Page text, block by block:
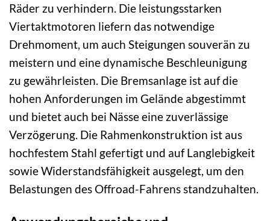
Räder zu verhindern. Die leistungsstarken
Viertaktmotoren liefern das notwendige
Drehmoment, um auch Steigungen souverän zu
meistern und eine dynamische Beschleunigung
zu gewährleisten. Die Bremsanlage ist auf die
hohen Anforderungen im Gelände abgestimmt
und bietet auch bei Nässe eine zuverlässige
Verzögerung. Die Rahmenkonstruktion ist aus
hochfestem Stahl gefertigt und auf Langlebigkeit
sowie Widerstandsfähigkeit ausgelegt, um den
Belastungen des Offroad-Fahrens standzuhalten.